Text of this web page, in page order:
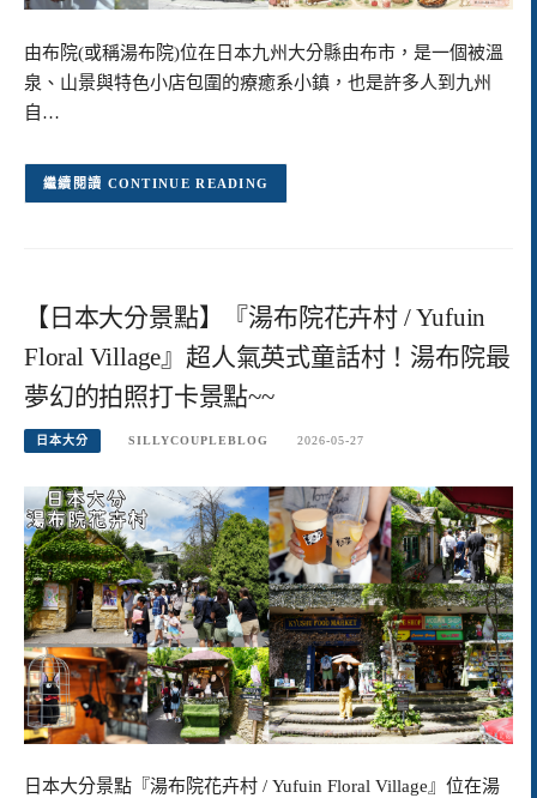
由布院(或稱湯布院)位在日本九州大分縣由布市，是一個被溫
泉、山景與特色小店包圍的療癒系小鎮，也是許多人到九州
自…
CONTINUE READING
【日本大分景點】『湯布院花卉村 / Yufuin
Floral Village』超人氣英式童話村！湯布院最
夢幻的拍照打卡景點~~
日本大分 SILLYCOUPLEBLOG 2026-05-27
日本大分景點『湯布院花卉村 / Yufuin Floral Village』位在湯